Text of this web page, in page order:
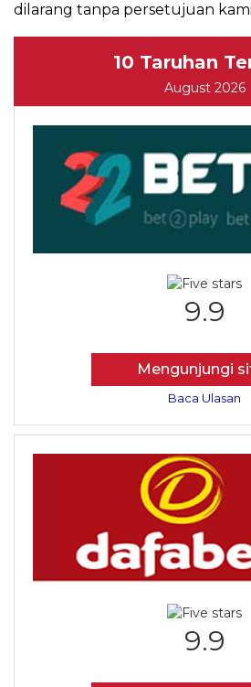
dilarang tanpa persetujuan
10 Taruhan
August 2026
9.9
Mengunjungi
Baca Ulasan
9.9